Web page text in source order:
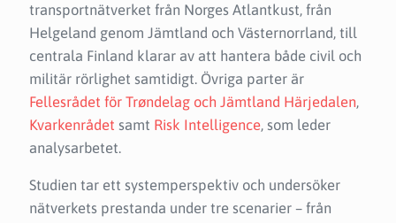
transportnätverket från Norges Atlantkust, från
Helgeland genom Jämtland och Västernorrland, till
centrala Finland klarar av att hantera både civil och
militär rörlighet samtidigt. Övriga parter är
Fellesrådet för Trøndelag och Jämtland Härjedalen,
Kvarkenrådet samt Risk Intelligence, som leder
analysarbetet.
Studien tar ett systemperspektiv och undersöker
nätverkets prestanda under tre scenarier – från